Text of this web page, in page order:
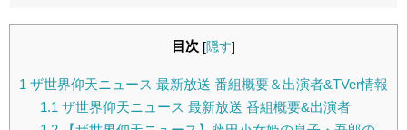
目次 [隠す]
1 ザ世界仰天ニュース 最新放送 番組概要＆出演者&TVer情報
1.1 ザ世界仰天ニュース 最新放送 番組概要&出演者